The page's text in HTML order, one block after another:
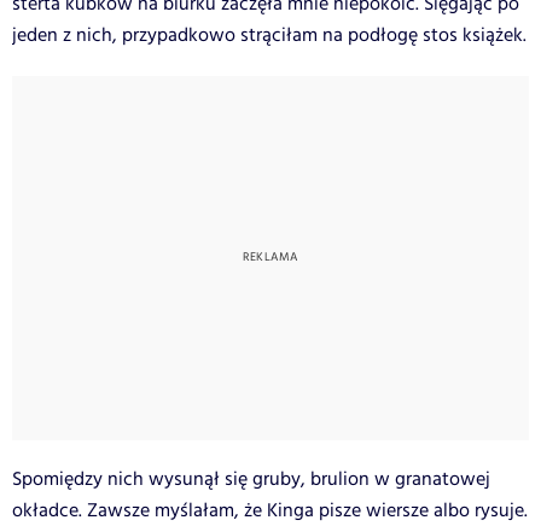
jeden z nich, przypadkowo strąciłam na podłogę stos książek.
Spomiędzy nich wysunął się gruby, brulion w granatowej
okładce. Zawsze myślałam, że Kinga pisze wiersze albo rysuje.